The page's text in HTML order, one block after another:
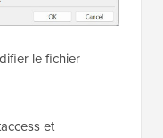
le fichier
et